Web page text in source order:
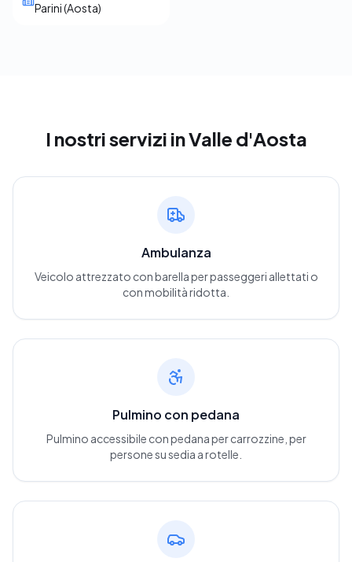
Parini (Aosta)
I nostri servizi in Valle d'Aosta
Ambulanza
Veicolo attrezzato con barella per passeggeri allettati o
con mobilità ridotta.
Pulmino con pedana
Pulmino accessibile con pedana per carrozzine, per
persone su sedia a rotelle.